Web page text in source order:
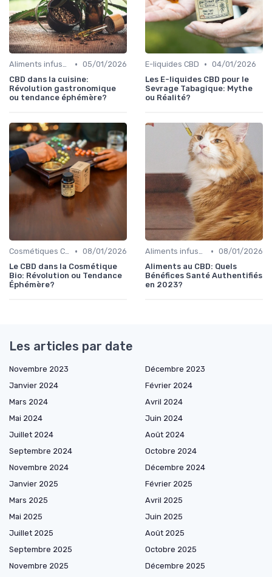
Aliments infusés au CBD • 05/01/2026
CBD dans la cuisine:
Révolution gastronomique
ou tendance éphémère?
E-liquides CBD • 04/01/2026
Les E-liquides CBD pour le
Sevrage Tabagique: Mythe
ou Réalité?
Cosmétiques CBD • 08/01/2026
Le CBD dans la Cosmétique
Bio: Révolution ou Tendance
Éphémère?
Aliments infusés au CBD • 08/01/2026
Aliments au CBD: Quels
Bénéfices Santé Authentifiés
en 2023?
Les articles par date
Novembre 2023
Décembre 2023
Janvier 2024
Février 2024
Mars 2024
Avril 2024
Mai 2024
Juin 2024
Juillet 2024
Août 2024
Septembre 2024
Octobre 2024
Novembre 2024
Décembre 2024
Janvier 2025
Février 2025
Mars 2025
Avril 2025
Mai 2025
Juin 2025
Juillet 2025
Août 2025
Septembre 2025
Octobre 2025
Novembre 2025
Décembre 2025